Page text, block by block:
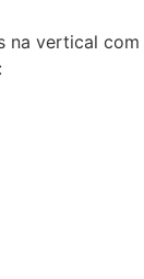
vertical